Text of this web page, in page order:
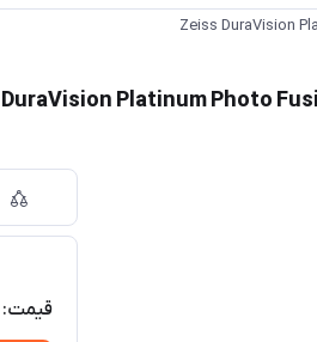
قیمت: